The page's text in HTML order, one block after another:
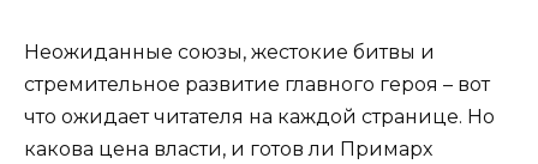
Неожиданные союзы, жестокие битвы и
стремительное развитие главного героя – вот
что ожидает читателя на каждой странице. Но
какова цена власти, и готов ли Примарх